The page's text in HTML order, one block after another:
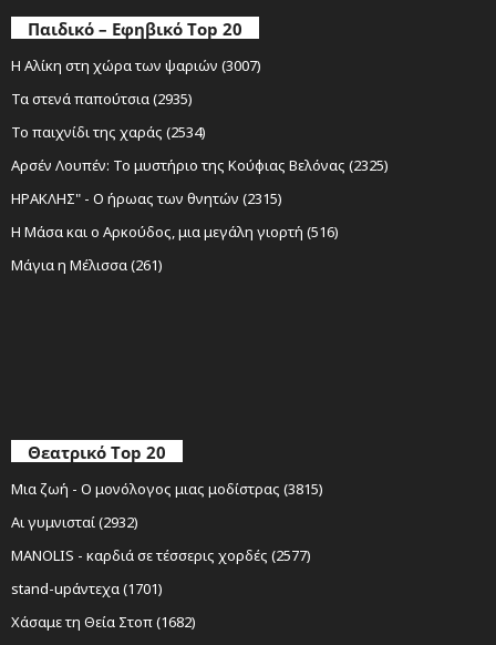
Παιδικό – Εφηβικό Top 20
Η Αλίκη στη χώρα των ψαριών (3007)
Τα στενά παπούτσια (2935)
Το παιχνίδι της χαράς (2534)
Αρσέν Λουπέν: Το μυστήριο της Κούφιας Βελόνας (2325)
ΗΡΑΚΛΗΣ" - Ο ήρωας των θνητών (2315)
Η Μάσα και ο Αρκούδος, μια μεγάλη γιορτή (516)
Μάγια η Μέλισσα (261)
Θεατρικό Top 20
Μια ζωή - Ο μονόλογος μιας μοδίστρας (3815)
Αι γυμνισταί (2932)
MANOLIS - καρδιά σε τέσσερις χορδές (2577)
stand-upάντεχα (1701)
Χάσαμε τη Θεία Στοπ (1682)